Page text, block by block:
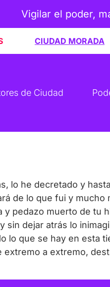
Vigilar el poder,
CIUDAD MORADA
de Ciudad
lo he decretado y
de lo que fui y
y pedazo muerto de tu
sin dejar atrás lo
lo que se hay en esta
extremo a extremo,